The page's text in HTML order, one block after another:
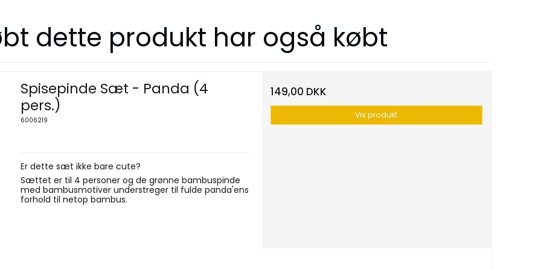
dette produkt har også købt
Spisepinde Sæt - Panda (4
pers.)
6006219
Er dette sæt ikke bare cute?
Sættet er til 4 personer og de grønne bambuspinde
med bambusmotiver understreger til fulde panda'ens
forhold til netop bambus.
149,00 DKK
Vis produkt